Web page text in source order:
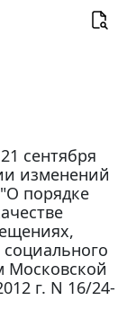
сентября
изменений
порядке
Московской
г. N 16/24-